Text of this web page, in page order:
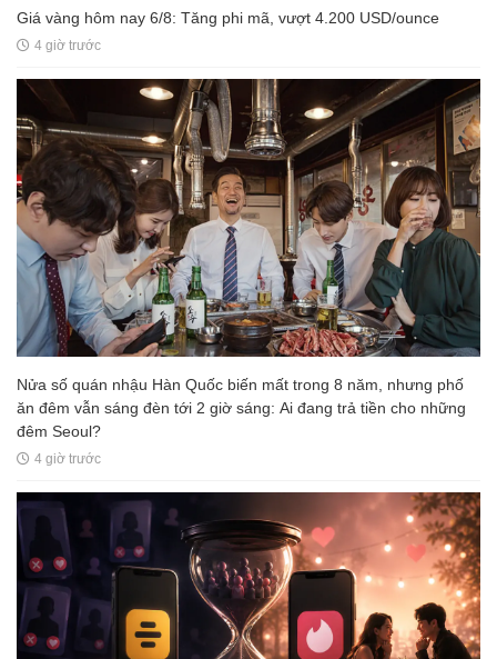
Giá vàng hôm nay 6/8: Tăng phi mã, vượt 4.200 USD/ounce
4 giờ trước
Nửa số quán nhậu Hàn Quốc biến mất trong 8 năm, nhưng phố
ăn đêm vẫn sáng đèn tới 2 giờ sáng: Ai đang trả tiền cho những
đêm Seoul?
4 giờ trước